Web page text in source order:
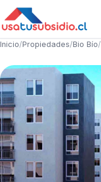
Inicio/Propiedades/Bio Bío/